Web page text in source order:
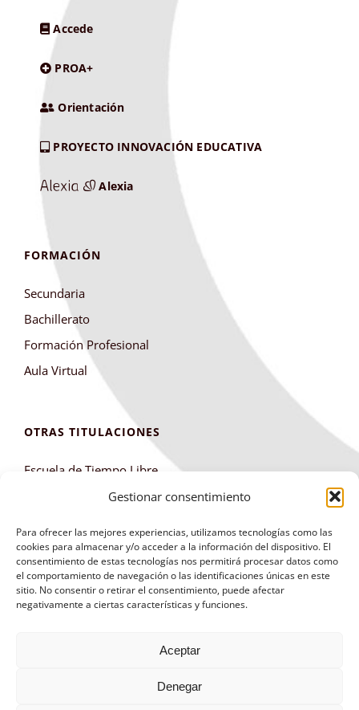
Gestionar consentimiento
Para ofrecer las mejores experiencias, utilizamos tecnologías como las
cookies para almacenar y/o acceder a la información del dispositivo. El
consentimiento de estas tecnologías nos permitirá procesar datos como
el comportamiento de navegación o las identificaciones únicas en este
sitio. No consentir o retirar el consentimiento, puede afectar
negativamente a ciertas características y funciones.
Aceptar
Denegar
Accede
PROA+
Orientación
PROYECTO INNOVACIÓN EDUCATIVA
Alexia
FORMACIÓN
Secundaria
Bachillerato
Formación Profesional
Aula Virtual
OTRAS TITULACIONES
Escuela de Tiempo Libre
Club de Montaña
|Panel Cookies